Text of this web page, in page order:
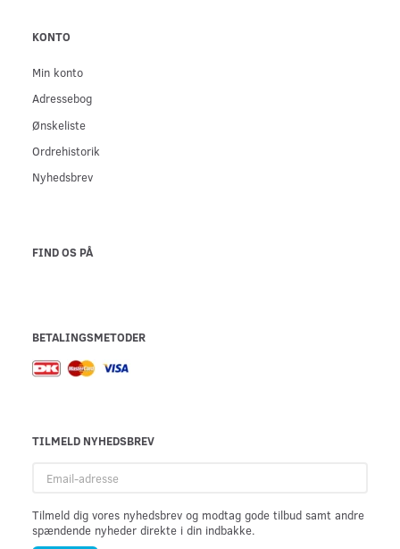
KONTO
Min konto
Adressebog
Ønskeliste
Ordrehistorik
Nyhedsbrev
FIND OS PÅ
BETALINGSMETODER
TILMELD NYHEDSBREV
adresse
Tilmeld dig vores nyhedsbrev og modtag gode tilbud samt andre
spændende nyheder direkte i din indbakke.